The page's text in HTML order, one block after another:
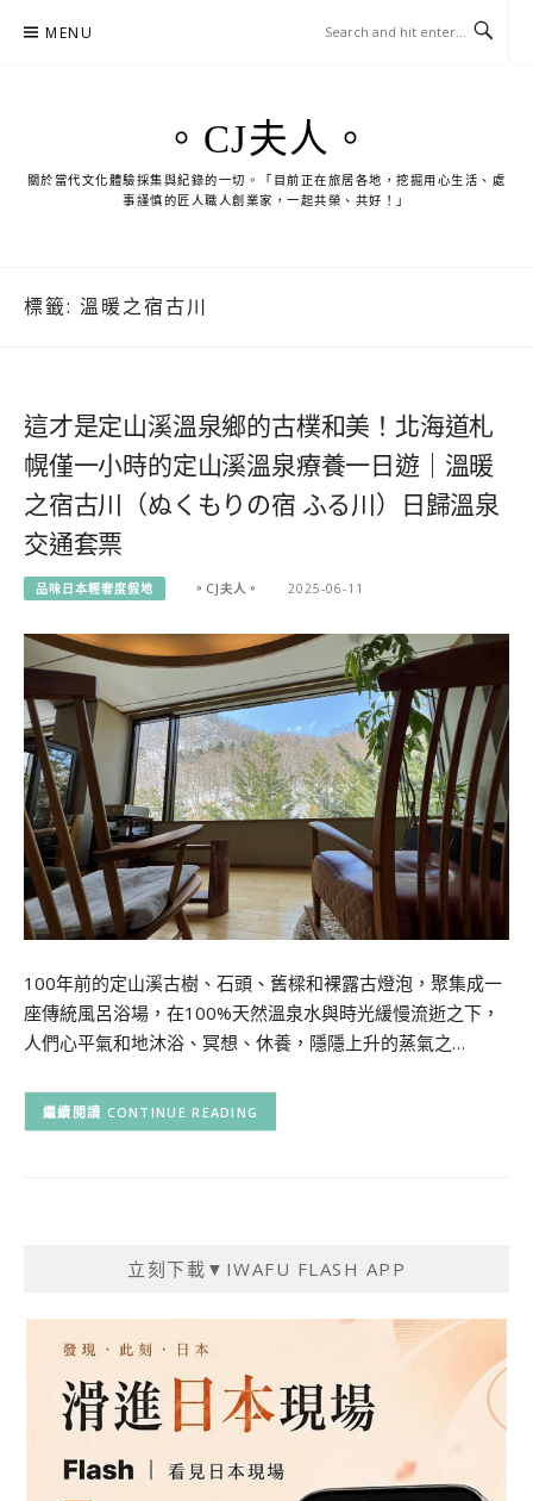
MENU
。CJ夫人。
關於當代文化體驗採集與紀錄的一切。「目前正在旅居各地，挖掘用心生活、處
事謹慎的匠人職人創業家，一起共榮、共好！」
標籤: 溫暖之宿古川
這才是定山溪溫泉鄉的古樸和美！北海道札
幌僅一小時的定山溪溫泉療養一日遊｜溫暖
之宿古川（ぬくもりの宿 ふる川）日歸溫泉
交通套票
品味日本輕奢度假地 。CJ夫人。 2025-06-11
100年前的定山溪古樹、石頭、舊樑和裸露古燈泡，聚集成一
座傳統風呂浴場，在100%天然溫泉水與時光緩慢流逝之下，
人們心平氣和地沐浴、冥想、休養，隱隱上升的蒸氣之…
CONTINUE READING
立刻下載▼IWAFU FLASH APP